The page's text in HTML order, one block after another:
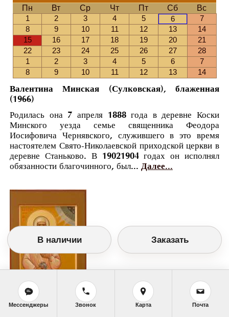
Пн
Вт Ср Чт Пт Сб
Вс
1
2 3 4 5 6
7
8
9 10 11 12 13
14
15
16 17 18 19 20
21
22
23 24 25 26 27
28
1
2 3 4 5 6
7
8
9 10 11 12 13 14
Валентина Минская (Сулковская), блаженная
(1966)
Родилась она 7 апреля 1888 года в деревне Коски
Минского уезда семье священника Феодора
Иосифовича Чернявского, служившего в это время
настоятелем Свято-Николаевской приходской церкви в
деревне Станьково. В 19021904 годах он исполнял
обязанности благочинного, был... Далее...
В наличии Заказать
Мессенджеры Звонок Карта Почта